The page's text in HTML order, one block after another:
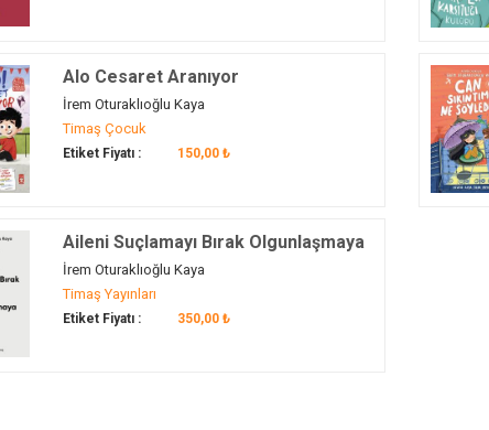
Alo Cesaret Aranıyor
İrem Oturaklıoğlu Kaya
Timaş Çocuk
Etiket Fiyatı : 150,00 ₺
Aileni Suçlamayı Bırak Olgunlaşmaya
Bak
İrem Oturaklıoğlu Kaya
Timaş Yayınları
Etiket Fiyatı : 350,00 ₺